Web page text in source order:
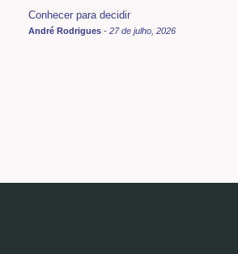
Conhecer para decidir
André Rodrigues - 27 de julho, 2026